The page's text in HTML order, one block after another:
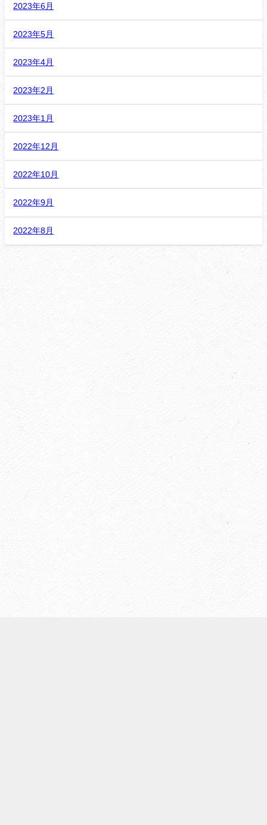
2023年6月
2023年5月
2023年4月
2023年2月
2023年1月
2022年12月
2022年10月
2022年9月
2022年8月